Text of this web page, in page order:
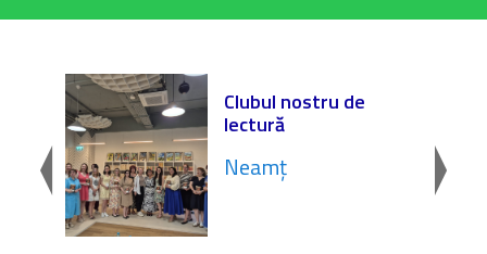
Clubul nostru de
lectură
Neamț